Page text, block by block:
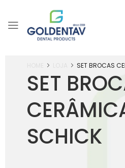
SET
SCHICK
SET BROCAS